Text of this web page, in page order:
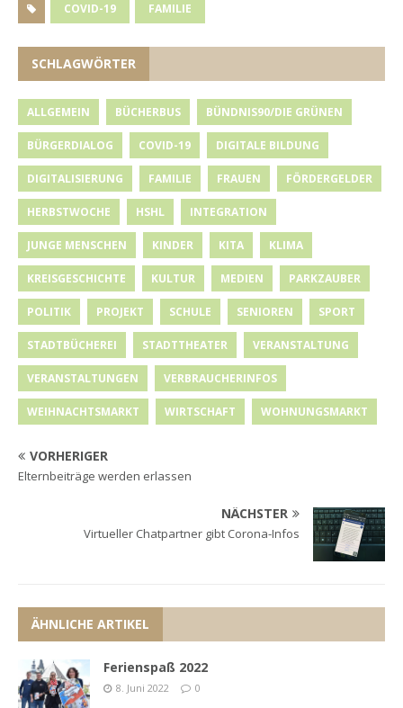
COVID-19 FAMILIE
SCHLAGWÖRTER
ALLGEMEIN BÜCHERBUS BÜNDNIS90/DIE GRÜNEN
BÜRGERDIALOG COVID-19 DIGITALE BILDUNG
DIGITALISIERUNG FAMILIE FRAUEN FÖRDERGELDER
HERBSTWOCHE HSHL INTEGRATION
JUNGE MENSCHEN KINDER KITA KLIMA
KREISGESCHICHTE KULTUR MEDIEN PARKZAUBER
POLITIK PROJEKT SCHULE SENIOREN SPORT
STADTBÜCHEREI STADTTHEATER VERANSTALTUNG
VERANSTALTUNGEN VERBRAUCHERINFOS
WEIHNACHTSMARKT WIRTSCHAFT WOHNUNGSMARKT
VORHERIGER
Elternbeiträge werden erlassen
NÄCHSTER
Virtueller Chatpartner gibt Corona-Infos
ÄHNLICHE ARTIKEL
Ferienspaß 2022
8. Juni 2022 0